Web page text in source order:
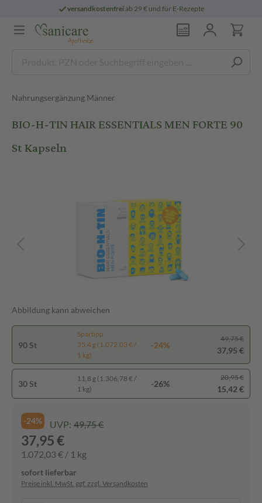
versandkostenfreiab 29 € und für E-Rezepte
Nahrungsergänzung Männer
BIO-H-TIN HAIR ESSENTIALS MEN FORTE 90
St Kapseln
Abbildung kann abweichen
90 St
Spartipp
35,4 g (1.072,03 € /
1 kg)
-24%
49,75 €
37,95 €
30 St
11,8 g (1.306,78 € /
1 kg)
-26%
20,95 €
15,42 €
-24% UVP: 49,75 €
37,95 €
1.072,03 € / 1 kg
sofort lieferbar
Preise inkl. MwSt. ggf. zzgl. Versandkosten